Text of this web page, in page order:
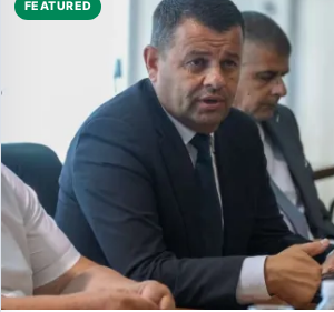
FEATURED